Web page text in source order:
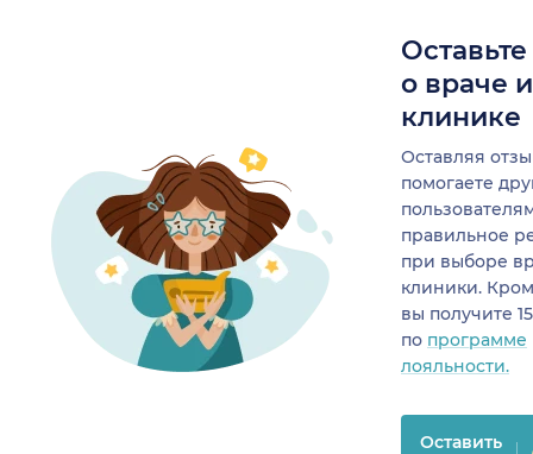
о враче
клинике
Оставляя
помогаете
правильное
при выборе
клиники.
вы получите
по программе
лояльности.
Оставить